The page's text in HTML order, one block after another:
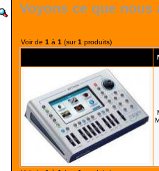
Voyons ce que nous
Voir de 1 à 1 (sur1 produits)